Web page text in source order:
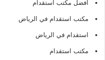
افضل مكتب استقدام
مكتب استقدام في الرياض
استقدام في الرياض
مكتب استقدام